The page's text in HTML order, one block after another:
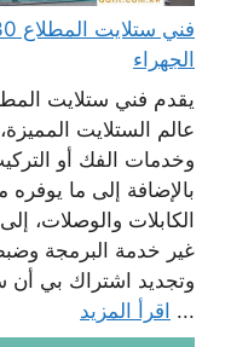
الجهراء
يقدم فني ستلايت
عالم الستلايت
وخدمات الفك أو
بالإضافة إلى ما
الكابلات والوصلات،
غير خدمة البرمجة
وتجديد اشتراك بي أن
... اقرأ المزيد